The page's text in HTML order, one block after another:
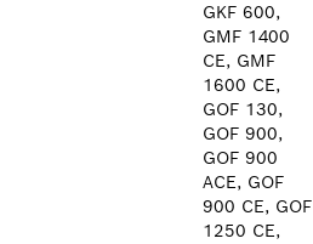
GKF 600,
GMF 1400
CE, GMF
1600 CE,
GOF 130,
GOF 900,
GOF 900
ACE, GOF
900 CE, GOF
1250 CE,